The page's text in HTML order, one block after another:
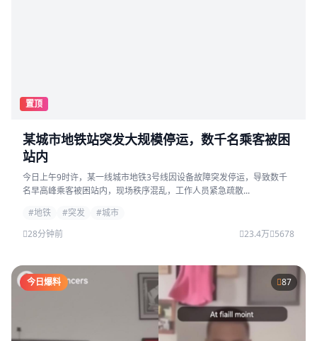
置顶
某城市地铁站突发大规模停运，数千名乘客被困
站内
今日上午9时许，某一线城市地铁3号线因设备故障突发停运，导致数千
名早高峰乘客被困站内，现场秩序混乱，工作人员紧急疏散...
#地铁
#突发
#城市
28分钟前
23.4万 5678
今日爆料 87